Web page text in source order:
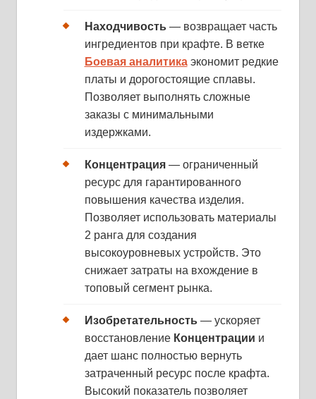
Находчивость— возвращает часть
ингредиентов при крафте. В ветке
Боевая аналитикаэкономит редкие
платы и дорогостоящие сплавы.
Позволяет выполнять сложные
заказы с минимальными
издержками.
Концентрация— ограниченный
ресурс для гарантированного
повышения качества изделия.
Позволяет использовать материалы
2 ранга для создания
высокоуровневых устройств. Это
снижает затраты на вхождение в
топовый сегмент рынка.
Изобретательность— ускоряет
восстановление Концентрации и
дает шанс полностью вернуть
затраченный ресурс после крафта.
Высокий показатель позволяет